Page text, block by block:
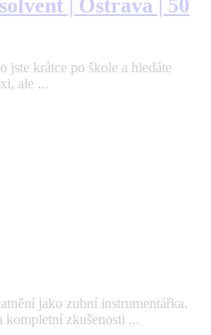
| Ostrava | 50
jste krátce po škole a hledáte
ale ...
jako zubní instrumentářka.
zkušenosti ...